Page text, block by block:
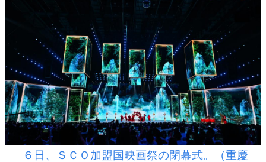
６日、ＳＣＯ加盟国映画祭の閉幕式。（重慶